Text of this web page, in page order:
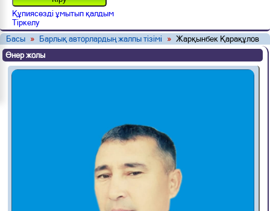
Құпиясөзді ұмытып қалдым
Тіркелу
Басы » Барлық авторлардың жалпы тізімі » Жарқынбек Қарақұлов
Өнер жолы